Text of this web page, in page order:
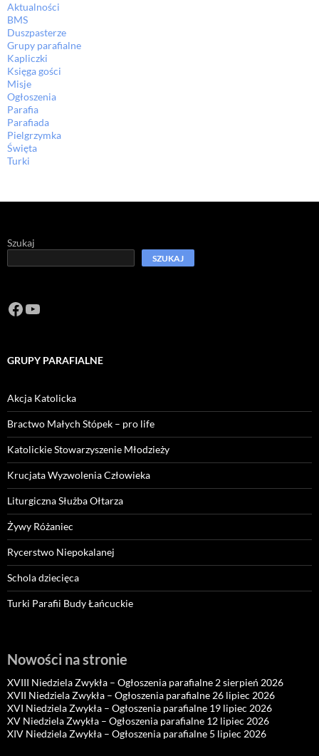
Aktualności
BMS
Duszpasterze
Grupy parafialne
Kapliczki
Księga gości
Misje
Ogłoszenia
Parafia
Parafiada
Pielgrzymka
Święta
Turki
Szukaj
SZUKAJ
Facebook
https://www.youtube.com/channel/
GRUPY PARAFIALNE
Akcja Katolicka
Bractwo Małych Stópek – pro life
Katolickie Stowarzyszenie Młodzieży
Krucjata Wyzwolenia Człowieka
Liturgiczna Służba Ołtarza
Żywy Różaniec
Rycerstwo Niepokalanej
Schola dziecięca
Turki Parafii Budy Łańcuckie
Nowości na stronie
XVIII Niedziela Zwykła – Ogłoszenia parafialne 2 sierpień 2026
XVII Niedziela Zwykła – Ogłoszenia parafialne 26 lipiec 2026
XVI Niedziela Zwykła – Ogłoszenia parafialne 19 lipiec 2026
XV Niedziela Zwykła – Ogłoszenia parafialne 12 lipiec 2026
XIV Niedziela Zwykła – Ogłoszenia parafialne 5 lipiec 2026